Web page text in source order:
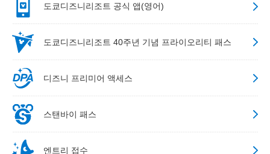
도쿄디즈니리조트 공식 앱(영어)
도쿄디즈니리조트 40주년 기념 프라이오리티 패스
디즈니 프리미어 액세스
스탠바이 패스
엔트리 접수